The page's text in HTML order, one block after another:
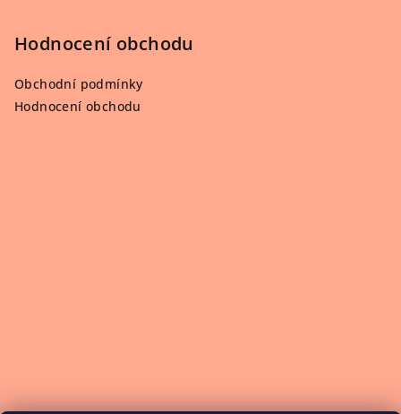
Hodnocení obchodu
Obchodní podmínky
Hodnocení obchodu